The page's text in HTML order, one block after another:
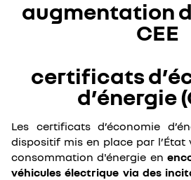
augmentation
CEE
certificats
d’énergie
Les certificats d’économie
dispositif mis en place par
consommation d'énergie en
véhicules électrique via des